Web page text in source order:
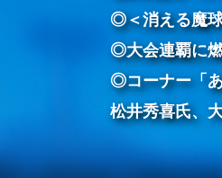
◎＜消える魔
◎大会連覇に
◎コーナー「
松井秀喜氏、